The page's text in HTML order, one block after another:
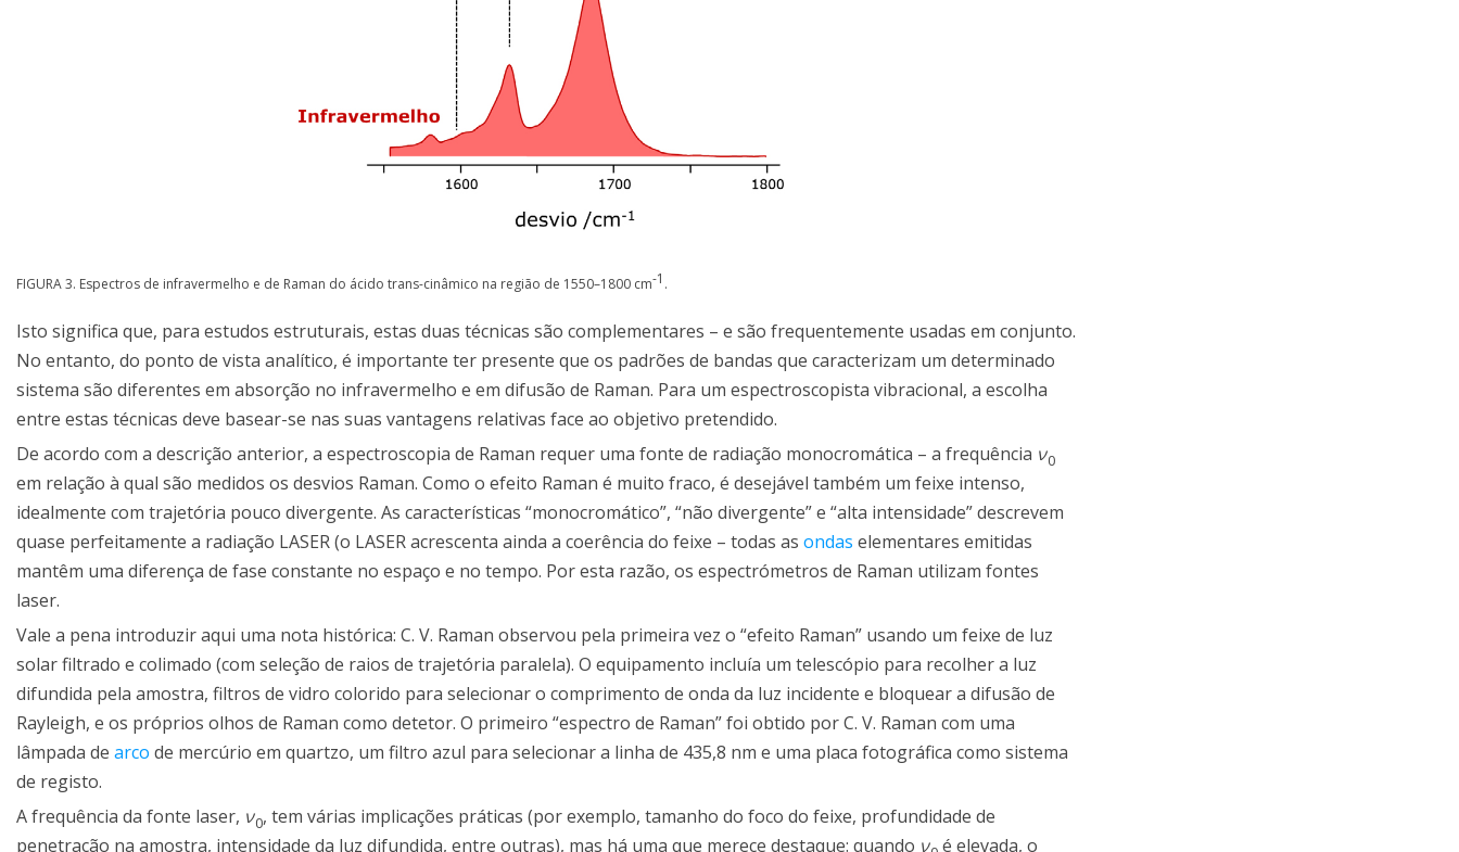
FIGURA 3. Espectros de infravermelho e de Raman do ácido trans-cinâmico na região de 1550–1800 cm-1 .
Isto significa que, para estudos estruturais, estas duas técnicas são complementares – e são frequentemente usadas em conjunto.
No entanto, do ponto de vista analítico, é importante ter presente que os padrões de bandas que caracterizam um determinado
sistema são diferentes em absorção no infravermelho e em difusão de Raman. Para um espectroscopista vibracional, a escolha
entre estas técnicas deve basear-se nas suas vantagens relativas face ao objetivo pretendido.
De acordo com a descrição anterior, a espectroscopia de Raman requer uma fonte de radiação monocromática – a frequência ν0
em relação à qual são medidos os desvios Raman. Como o efeito Raman é muito fraco, é desejável também um feixe intenso,
idealmente com trajetória pouco divergente. As características “monocromático”, “não divergente” e “alta intensidade” descrevem
quase perfeitamente a radiação LASER (o LASER acrescenta ainda a coerência do feixe – todas as ondas elementares emitidas
mantêm uma diferença de fase constante no espaço e no tempo. Por esta razão, os espectrómetros de Raman utilizam fontes
laser.
Vale a pena introduzir aqui uma nota histórica: C. V. Raman observou pela primeira vez o “efeito Raman” usando um feixe de luz
solar filtrado e colimado (com seleção de raios de trajetória paralela). O equipamento incluía um telescópio para recolher a luz
difundida pela amostra, filtros de vidro colorido para selecionar o comprimento de onda da luz incidente e bloquear a difusão de
Rayleigh, e os próprios olhos de Raman como detetor. O primeiro “espectro de Raman” foi obtido por C. V. Raman com uma
lâmpada de arco de mercúrio em quartzo, um filtro azul para selecionar a linha de 435,8 nm e uma placa fotográfica como sistema
de registo.
A frequência da fonte laser, ν0, tem várias implicações práticas (por exemplo, tamanho do foco do feixe, profundidade de
penetração na amostra, intensidade da luz difundida, entre outras), mas há uma que merece destaque: quando ν é elevada, o